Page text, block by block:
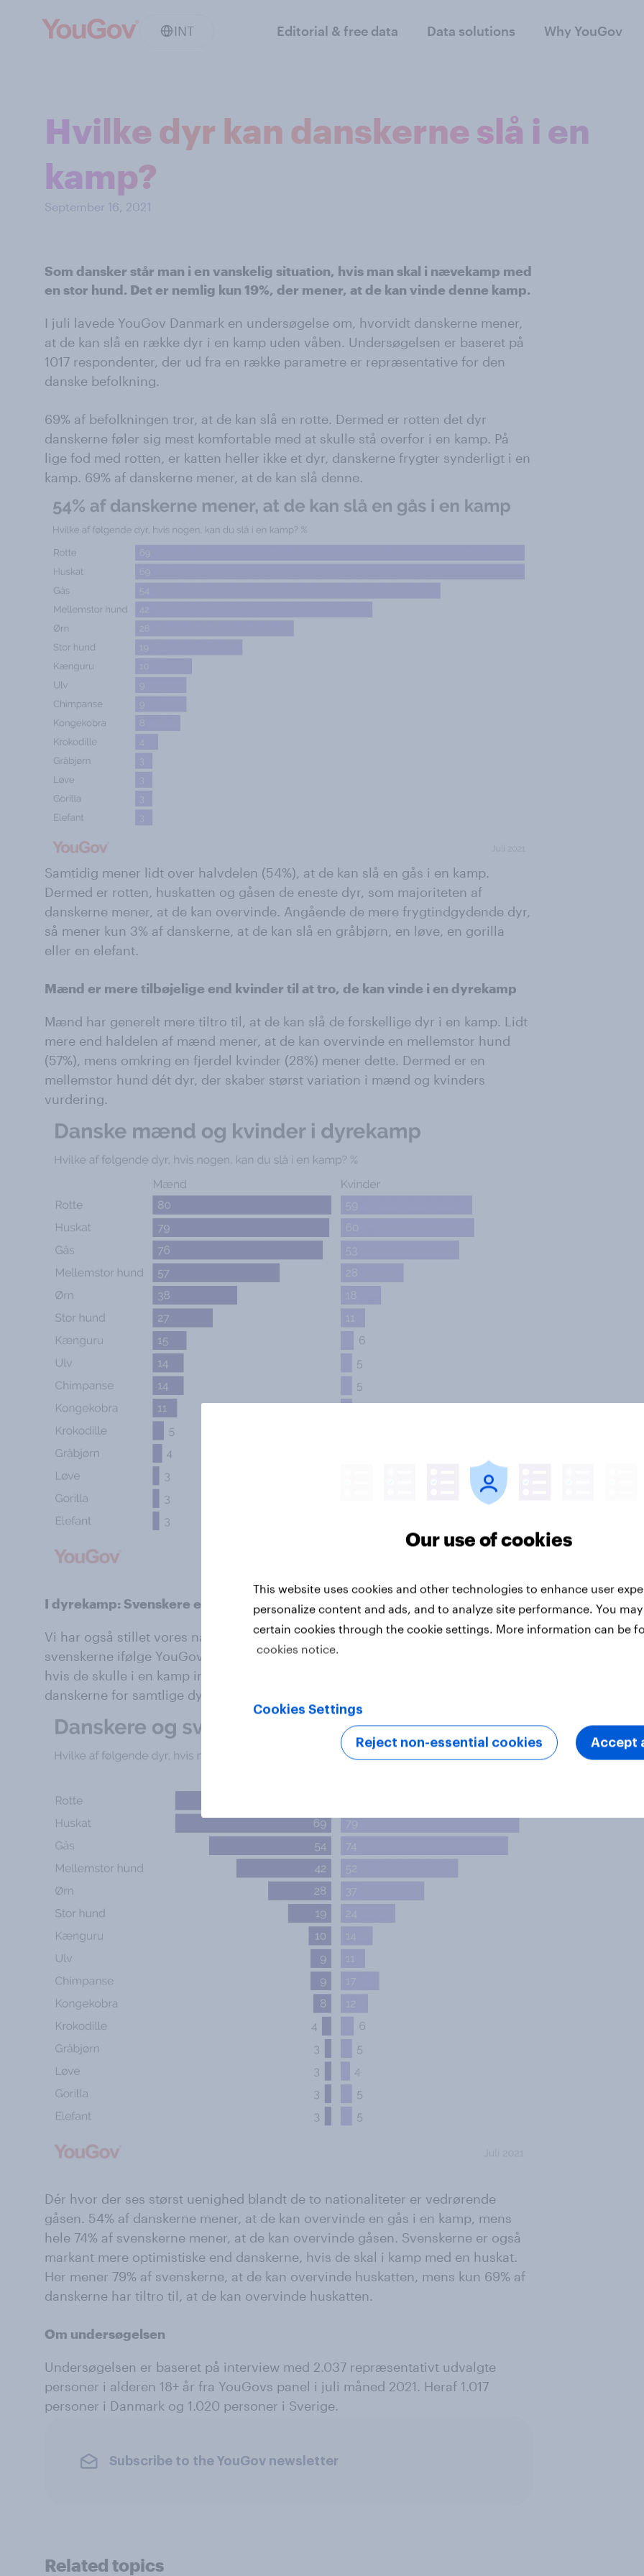
INT Editorial & free data Data solutions Why YouGov
Hvilke dyr kan danskerne slå i en
kamp?
September 16, 2021
Som dansker står man i en vanskelig situation, hvis man skal i nævekamp med
en stor hund. Det er nemlig kun 19%, der mener, at de kan vinde denne kamp.
I juli lavede YouGov Danmark en undersøgelse om, hvorvidt danskerne mener,
at de kan slå en række dyr i en kamp uden våben. Undersøgelsen er baseret på
1017 respondenter, der ud fra en række parametre er repræsentative for den
danske befolkning.
69% af befolkningen tror, at de kan slå en rotte. Dermed er rotten det dyr
danskerne føler sig mest komfortable med at skulle stå overfor i en kamp. På
lige fod med rotten, er katten heller ikke et dyr, danskerne frygter synderligt i en
kamp. 69% af danskerne mener, at de kan slå denne.
Samtidig mener lidt over halvdelen (54%), at de kan slå en gås i en kamp.
Dermed er rotten, huskatten og gåsen de eneste dyr, som majoriteten af
danskerne mener, at de kan overvinde. Angående de mere frygtindgydende dyr,
så mener kun 3% af danskerne, at de kan slå en gråbjørn, en løve, en gorilla
eller en elefant.
Mænd er mere tilbøjelige end kvinder til at tro, de kan vinde i en dyrekamp
Mænd har generelt mere tiltro til, at de kan slå de forskellige dyr i en kamp. Lidt
mere end haldelen af mænd mener, at de kan overvinde en mellemstor hund
(57%), mens omkring en fjerdel kvinder (28%) mener dette. Dermed er en
mellemstor hund dét dyr, der skaber størst variation i mænd og kvinders
vurdering.
I dyrekamp: Svenskere er generelt mere optimistiske en danskere
Vi har også stillet vores naboer i Sverige samme spørgsmål. Uden undtagelse er
svenskerne ifølge YouGov’s undersøgelse mere optimistiske end danskerne,
hvis de skulle i en kamp imod et dyr. Svenskerne er nemlig mindre bange end
danskerne for samtlige dyr.
Dér hvor der ses størst uenighed blandt de to nationaliteter er vedrørende
gåsen. 54% af danskerne mener, at de kan overvinde en gås i en kamp, mens
hele 74% af svenskerne mener, at de kan overvinde gåsen. Svenskerne er også
markant mere optimistiske end danskerne, hvis de skal i kamp med en huskat.
Her mener 79% af svenskerne, at de kan overvinde huskatten, mens kun 69% af
danskerne har tiltro til, at de kan overvinde huskatten.
Om undersøgelsen
Undersøgelsen er baseret på interview med 2.037 repræsentativt udvalgte
personer i alderen 18+ år fra YouGovs panel i juli måned 2021. Heraf 1.017
personer i Danmark og 1.020 personer i Sverige.
Subscribe to the YouGov newsletter
Related topics
Our use of cookies
This website uses cookies and other technologies to enhance user
personalize content and ads, and to analyze site performance. You
certain cookies through the cookie settings. More information can be
cookies notice.
Cookies Settings
Reject non-essential cookies Accept